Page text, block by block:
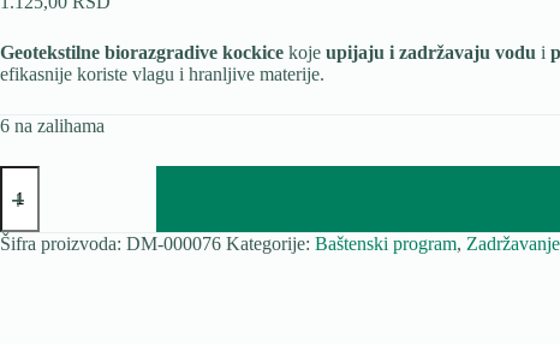
Geotekstilne biorazgradive kockice koje upijaju i zadržavaju vodu i
efikasnije koriste vlagu i hranljive materije.
6 na zalihama
Lite
cubes
-
geotekstilni
Šifra proizvoda: DM-000076 Kategorije: Baštenski program,